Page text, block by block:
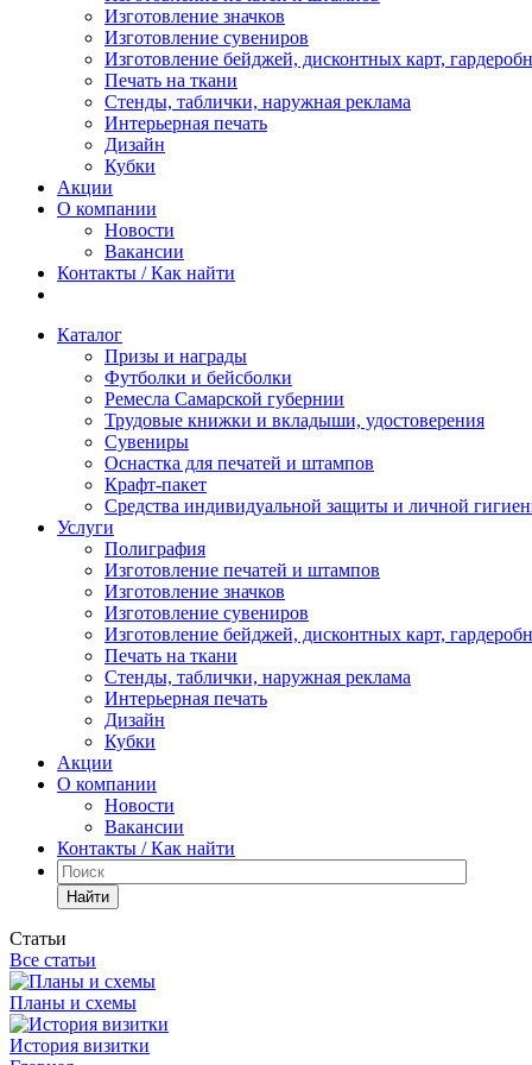
Изготовление значков
Изготовление сувениров
Изготовление бейджей, дисконтных карт,
Печать на ткани
Стенды, таблички, наружная реклама
Интерьерная печать
Дизайн
Кубки
Акции
О компании
Новости
Вакансии
Контакты / Как найти
Каталог
Призы и награды
Футболки и бейсболки
Ремесла Самарской губернии
Трудовые книжки и вкладыши, удостоверения
Сувениры
Оснастка для печатей и штампов
Крафт-пакет
Средства индивидуальной защиты и личной
Услуги
Полиграфия
Изготовление печатей и штампов
Изготовление значков
Изготовление сувениров
Изготовление бейджей, дисконтных карт,
Печать на ткани
Стенды, таблички, наружная реклама
Интерьерная печать
Дизайн
Кубки
Акции
О компании
Новости
Вакансии
Контакты / Как найти
Найти
Статьи
Все статьи
Планы и схемы
История визитки